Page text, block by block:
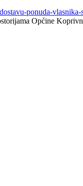
ponuda-
Općine